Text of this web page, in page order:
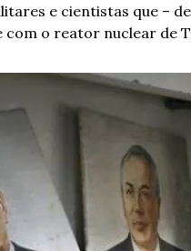
e cientistas que –
o reator nuclear de